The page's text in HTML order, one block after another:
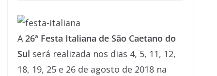
A26ª Festa Italiana de São Caetano do
Sul será realizada nos dias 4, 5, 11, 12,
18, 19, 25 e 26 de agosto de 2018 na